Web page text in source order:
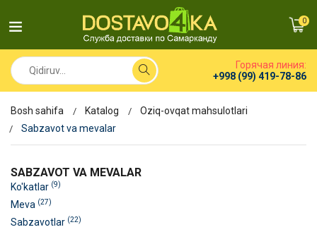
0
Горячая линия:
+998 (99) 419-78-86
Bosh sahifa Katalog
Oziq-ovqat mahsulotlari
Sabzavot va mevalar
SABZAVOT VA MEVALAR
Ko'katlar (9)
Meva (27)
Sabzavotlar (22)